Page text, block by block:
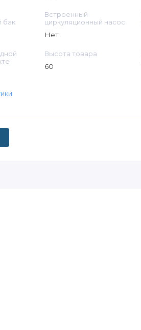
бак
Встроенный
циркуляционный насос
Нет
Высота товара
60